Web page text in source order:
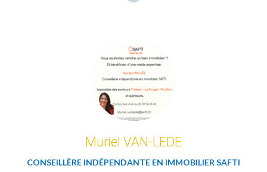
Muriel VAN-LEDE
CONSEILLÈRE INDÉPENDANTE EN IMMOBILIER SAFTI